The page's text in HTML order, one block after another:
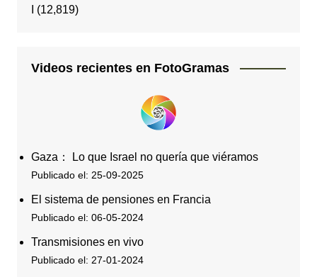
(12,819)
Videos recientes en FotoGramas
Gaza： Lo que Israel no quería que viéramos
Publicado el: 25-09-2025
El sistema de pensiones en Francia
Publicado el: 06-05-2024
Transmisiones en vivo
Publicado el: 27-01-2024